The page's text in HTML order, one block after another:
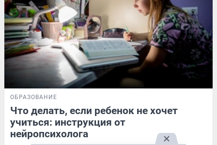
ОБРАЗОВАНИЕ
Что делать, если ребенок не хочет
учиться: инструкция от
нейропсихолога